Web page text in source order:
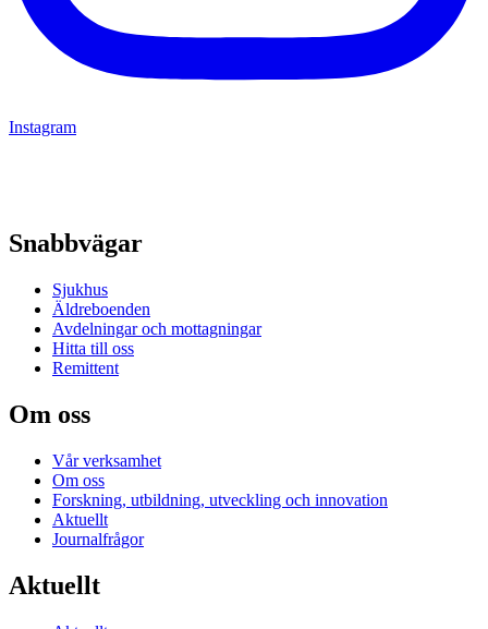
Instagram
Snabbvägar
Sjukhus
Äldreboenden
Avdelningar och mottagningar
Hitta till oss
Remittent
Om oss
Vår verksamhet
Om oss
Forskning, utbildning, utveckling och innovation
Aktuellt
Journalfrågor
Aktuellt